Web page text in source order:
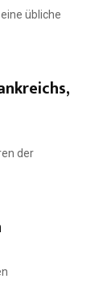
übliche
der